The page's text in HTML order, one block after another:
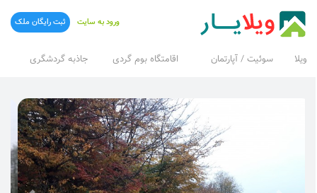
ویلا سوئیت / آپارتمان اقامتگاه بوم گردی جاذبه گردشگری
ورود به سایت ثبت رایگان ملک